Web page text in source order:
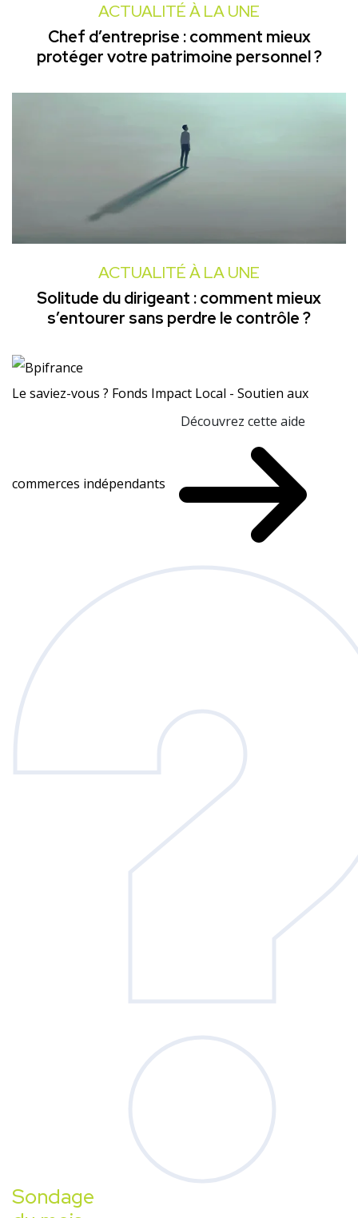
ACTUALITÉ À LA UNE
Chef d’entreprise : comment mieux
protéger votre patrimoine personnel ?
ACTUALITÉ À LA UNE
Solitude du dirigeant : comment mieux
s’entourer sans perdre le contrôle ?
Le saviez-vous ? Fonds Impact Local - Soutien aux
commerces indépendants
Découvrez cette aide
Sondage